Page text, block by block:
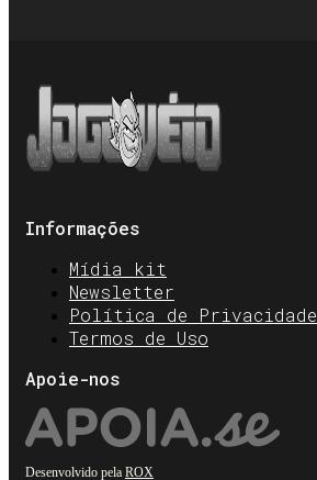
Informações
Mídia kit
Newsletter
Política de Privacidade
Termos de Uso
Apoie-nos
Desenvolvido pela ROX